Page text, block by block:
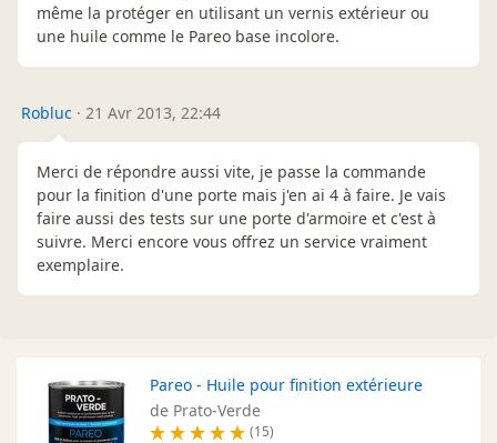
même la protéger en utilisant un vernis extérieur ou
une huile comme le Pareo base incolore.
Robluc · 21 Avr 2013, 22:44
Merci de répondre aussi vite, je passe la commande
pour la finition d'une porte mais j'en ai 4 à faire. Je vais
faire aussi des tests sur une porte d'armoire et c'est à
suivre. Merci encore vous offrez un service vraiment
exemplaire.
Pareo - Huile pour finition extérieure
de Prato-Verde
(15)